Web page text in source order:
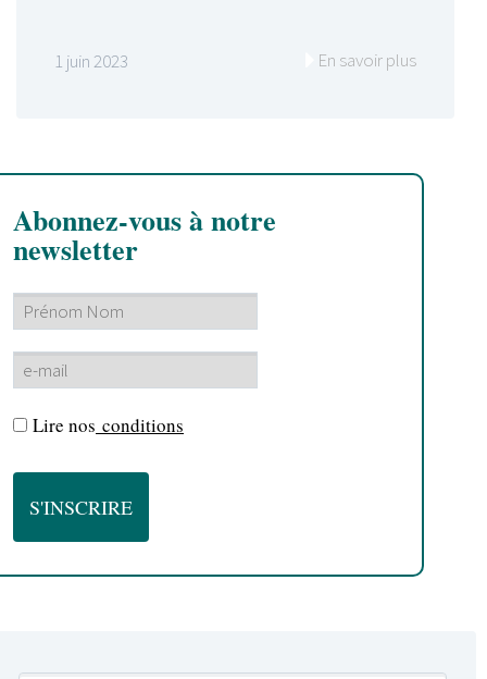
1 juin 2023 En savoir plus
Abonnez-vous à notre
newsletter
Lire nos conditions